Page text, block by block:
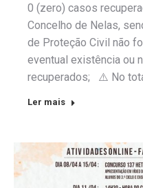
0 (zero) casos
Concelho de Nelas,
de Proteção Civil não
eventual existência ou
recuperados; ⚠️ No
Ler mais